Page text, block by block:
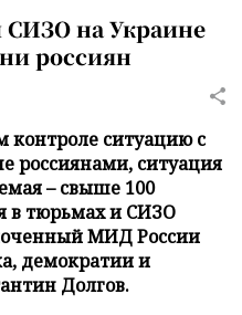
СИЗО на Украине
россиян
контроле ситуацию с
россиянами, ситуация
– свыше 100
в тюрьмах и СИЗО
МИД России
демократии и
Долгов.